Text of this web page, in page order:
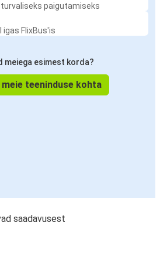
paigutamiseks
FlixBus'is
meiega esimest korda?
teeninduse kohta
saadavusest